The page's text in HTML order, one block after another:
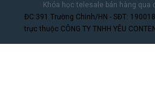
Khóa học telesale bán hàng qua
ĐC:391 Trường Chinh/HN - SĐT:
trực thuộc CÔNG TY TNHH YÊU